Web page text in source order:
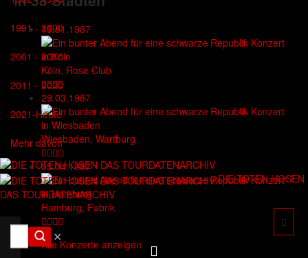
1991 - 2000
2001 - 2010
2011 - 2020
2021-Heute
Mehr davon
DIE TOTEN HOSEN
DAS TOURDATENARCHIV
✕
15.01.1987
Köln, Rose Club
29.03.1987
Wiesbaden, Wartburg
05.04.1987
Hamburg, Fabrik
Alle Konzerte anzeigen